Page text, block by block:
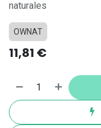
naturales
OWNAT
11,81 €